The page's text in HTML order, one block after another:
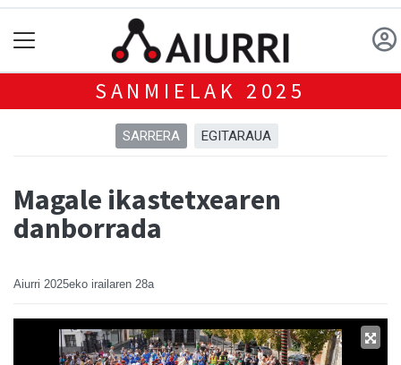
SANMIELAK 2025
SARRERA EGITARAUA
Magale ikastetxearen
danborrada
Aiurri 2025eko irailaren 28a